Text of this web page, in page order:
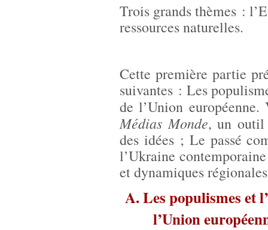
Trois grands thèmes :
ressources naturelles.
Cette première partie
suivantes : Les
de l’Union
Médias Monde, un outil
des idées ; Le passé
l’Ukraine
et dynamiques
A. Les populismes et
l’Union